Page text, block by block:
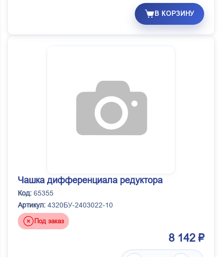
В КОРЗИНУ
Чашка дифференциала редуктора
Код: 65355
Артикул: 4320БУ-2403022-10
Под заказ
8 142 ₽